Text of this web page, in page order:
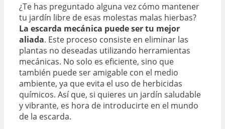
¿Te has preguntado alguna vez cómo mantener
tu jardín libre de esas molestas malas hierbas?
La escarda mecánica puede ser tu mejor
aliada. Este proceso consiste en eliminar las
plantas no deseadas utilizando herramientas
mecánicas. No solo es eficiente, sino que
también puede ser amigable con el medio
ambiente, ya que evita el uso de herbicidas
químicos. Así que, si quieres un jardín saludable
y vibrante, es hora de introducirte en el mundo
de la escarda.